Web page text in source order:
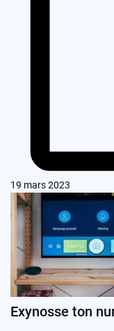
19 mars 2023
Exynosse ton